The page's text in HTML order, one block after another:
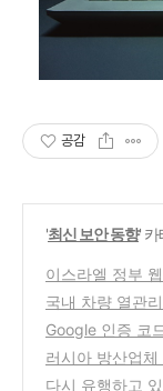
공감
'최신 보안 동향' 카
이스라엘 정부
S 공격
(0)
국내 차량 열관
격 사건, 정보 유
Google 인증 코
(0)
러시아 방산업
(0)
다시 유행하고